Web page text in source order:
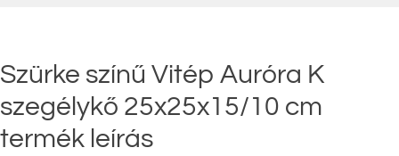
Szürke színű Vitép Auróra K
szegélykő 25x25x15/10 cm
termék leírás